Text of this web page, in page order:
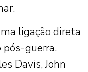
ligação direta
pós-guerra.
Davis, John